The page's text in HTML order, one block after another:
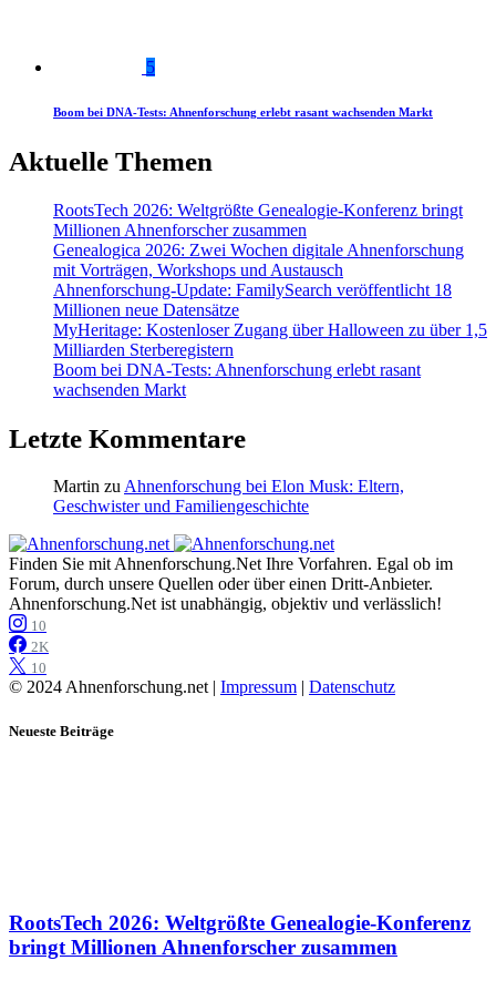
5
Boom bei DNA-Tests: Ahnenforschung erlebt rasant wachsenden Markt
Aktuelle Themen
RootsTech 2026: Weltgrößte Genealogie-Konferenz bringt
Millionen Ahnenforscher zusammen
Genealogica 2026: Zwei Wochen digitale Ahnenforschung
mit Vorträgen, Workshops und Austausch
Ahnenforschung-Update: FamilySearch veröffentlicht 18
Millionen neue Datensätze
MyHeritage: Kostenloser Zugang über Halloween zu über 1,5
Milliarden Sterberegistern
Boom bei DNA-Tests: Ahnenforschung erlebt rasant
wachsenden Markt
Letzte Kommentare
Martin zu Ahnenforschung bei Elon Musk: Eltern,
Geschwister und Familiengeschichte
Finden Sie mit Ahnenforschung.Net Ihre Vorfahren. Egal ob im
Forum, durch unsere Quellen oder über einen Dritt-Anbieter.
Ahnenforschung.Net ist unabhängig, objektiv und verlässlich!
10
2K
10
© 2024 Ahnenforschung.net | Impressum | Datenschutz
Neueste Beiträge
RootsTech 2026: Weltgrößte Genealogie-Konferenz
bringt Millionen Ahnenforscher zusammen